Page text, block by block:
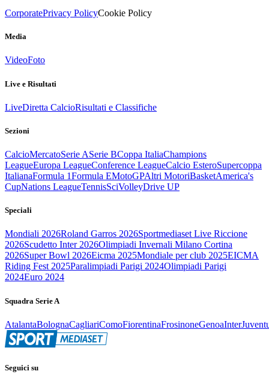
CorporatePrivacy PolicyCookie Policy
Media
VideoFoto
Live e Risultati
LiveDiretta CalcioRisultati e Classifiche
Sezioni
CalcioMercatoSerie ASerie BCoppa ItaliaChampions
LeagueEuropa LeagueConference LeagueCalcio EsteroSupercoppa
ItalianaFormula 1Formula EMotoGPAltri MotoriBasketAmerica's
CupNations LeagueTennisSciVolleyDrive UP
Speciali
Mondiali 2026Roland Garros 2026Sportmediaset Live Riccione
2026Scudetto Inter 2026Olimpiadi Invernali Milano Cortina
2026Super Bowl 2026Eicma 2025Mondiale per club 2025EICMA
Riding Fest 2025Paralimpiadi Parigi 2024Olimpiadi Parigi
2024Euro 2024
Squadra Serie A
AtalantaBolognaCagliariComoFiorentinaFrosinoneGenoaInter
Seguici su